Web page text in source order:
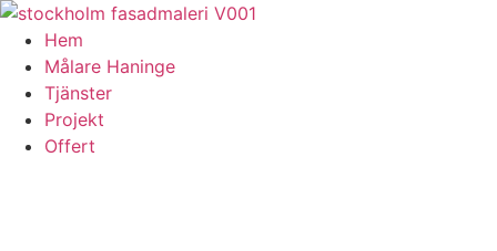
Skip
content
Hem
Målare Haninge
Tjänster
Projekt
Offert